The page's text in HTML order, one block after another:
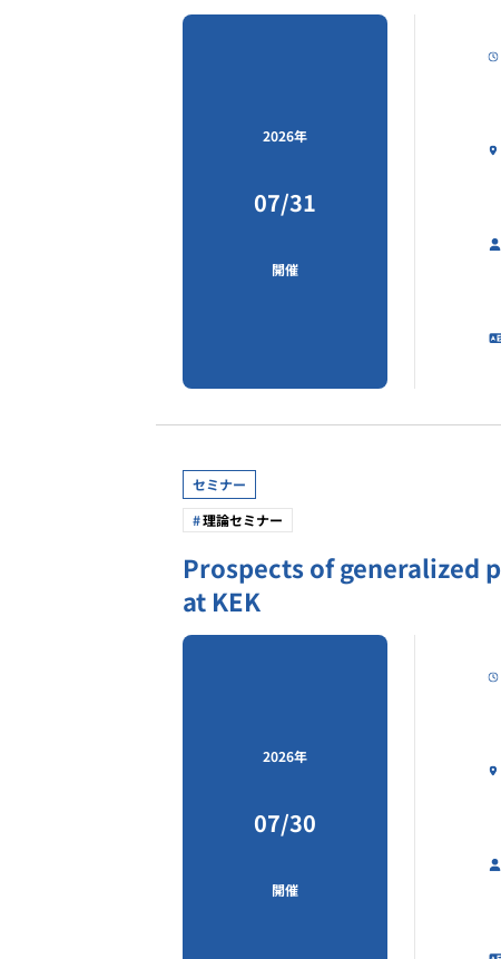
2026年
07/31
開催
セミナー
理論セミナー
Prospects of generalized
at KEK
2026年
07/30
開催